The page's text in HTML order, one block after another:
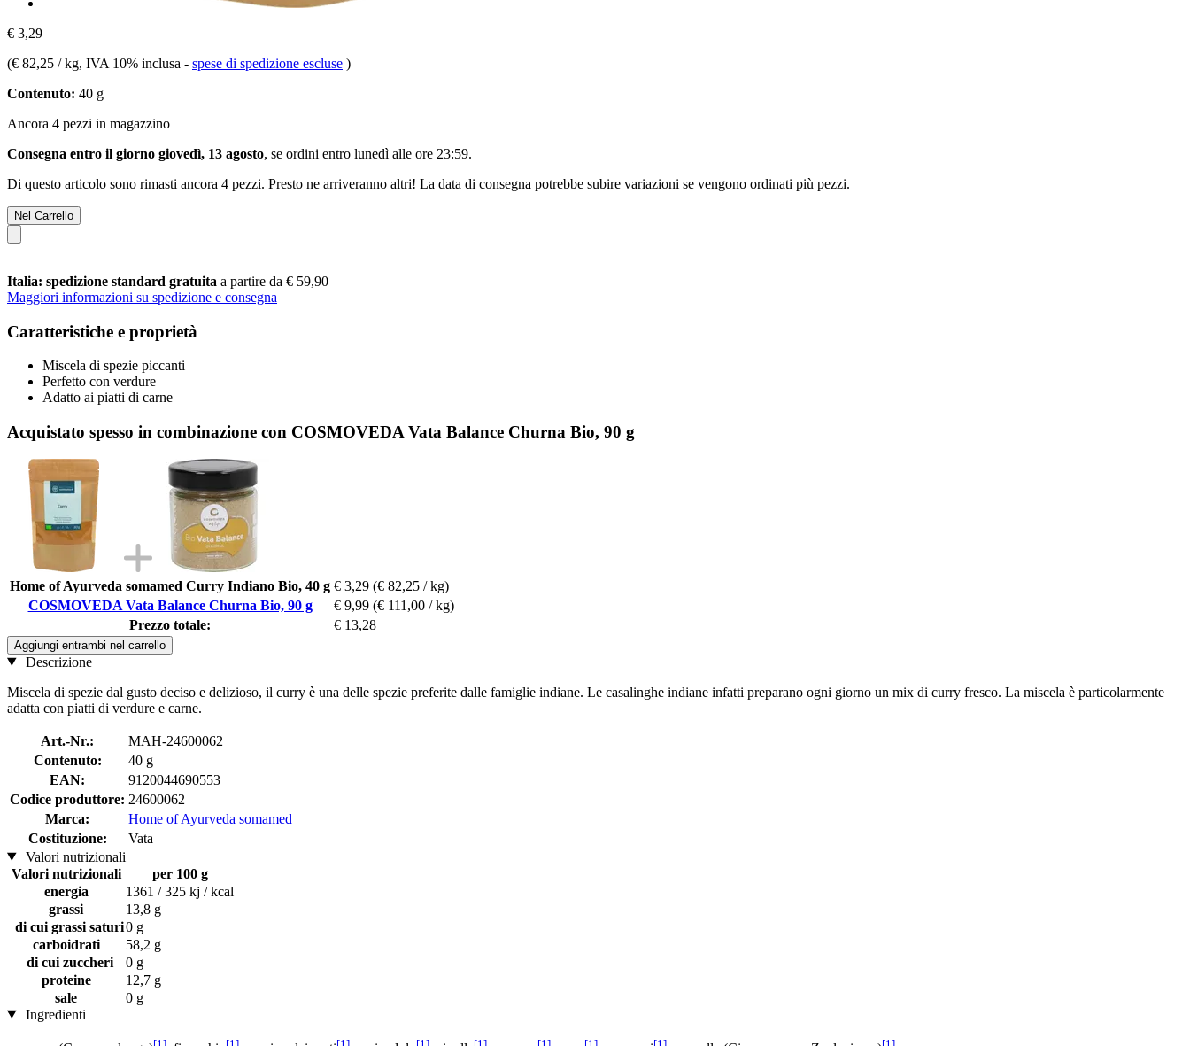
€ 3,29
(€ 82,25 / kg, IVA 10% inclusa - spese di spedizione escluse )
Contenuto: 40 g
Ancora 4 pezzi in magazzino
Consegna entro il giorno giovedì, 13 agosto, se ordini entro lunedì alle ore 23:59.
Di questo articolo sono rimasti ancora 4 pezzi. Presto ne arriveranno altri! La data di consegna potrebbe subire variazioni se vengono ordinati più pezzi.
Nel Carrello
Italia: spedizione standard gratuita a partire da € 59,90
Maggiori informazioni su spedizione e consegna
Caratteristiche e proprietà
Miscela di spezie piccanti
Perfetto con verdure
Adatto ai piatti di carne
Acquistato spesso in combinazione con COSMOVEDA Vata Balance Churna Bio, 90 g
Home of Ayurveda somamed Curry Indiano Bio, 40 g € 3,29 (€ 82,25 / kg)
COSMOVEDA Vata Balance Churna Bio, 90 g
€ 9,99 (€ 111,00 / kg)
Prezzo totale:
€ 13,28
Aggiungi entrambi nel carrello
Descrizione
Miscela di spezie dal gusto deciso e delizioso, il curry è una delle spezie preferite dalle famiglie indiane. Le casalinghe indiane infatti preparano ogni giorno un mix di curry fresco. La miscela è particolarmente
adatta con piatti di verdure e carne.
Art.-Nr.:
MAH-24600062
Contenuto:
40 g
EAN:
9120044690553
Codice produttore: 24600062
Marca:
Home of Ayurveda somamed
Costituzione:
Vata
Valori nutrizionali
Valori nutrizionali
per 100 g
energia
1361 / 325 kj / kcal
grassi
13,8 g
di cui grassi saturi0 g
carboidrati
58,2 g
di cui zuccheri
0 g
proteine
12,7 g
sale
0 g
Ingredienti